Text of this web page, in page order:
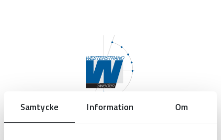
Samtycke Information Om